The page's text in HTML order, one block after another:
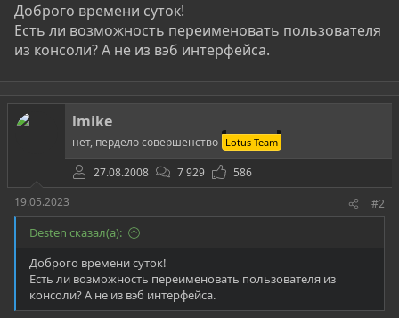
Доброго времени суток!
Есть ли возможность переименовать пользователя
из консоли? А не из вэб интерфейса.
lmike
нет, пердело совершенство Lotus Team
27.08.2008 7 929
586
19.05.2023
#2
Desten сказал(а):
Доброго времени суток!
Есть ли возможность переименовать пользователя из
консоли? А не из вэб интерфейса.